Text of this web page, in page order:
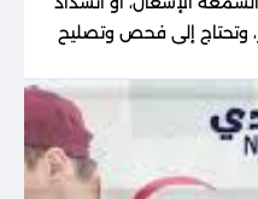
وتحتاج إلى فحص وتصليح